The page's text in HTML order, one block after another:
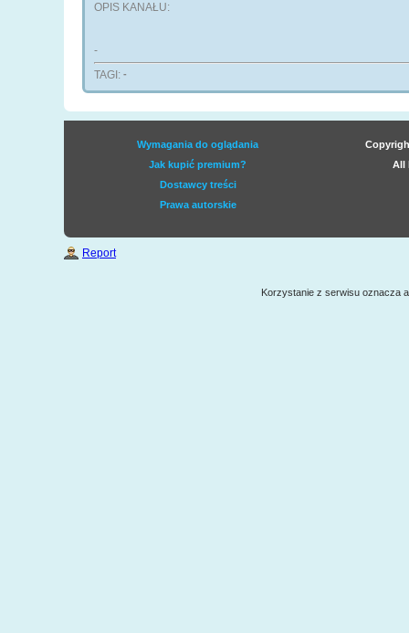
OPIS KANAŁU:
-
TAGI: -
Wymagania do oglądania
Jak kupić premium?
Dostawcy treści
Prawa autorskie
All
Report
Korzystanie z serwisu oznacza